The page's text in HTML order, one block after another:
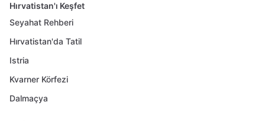
Hırvatistan'ı Keşfet
Seyahat Rehberi
Hırvatistan'da Tatil
Istria
Kvarner Körfezi
Dalmaçya